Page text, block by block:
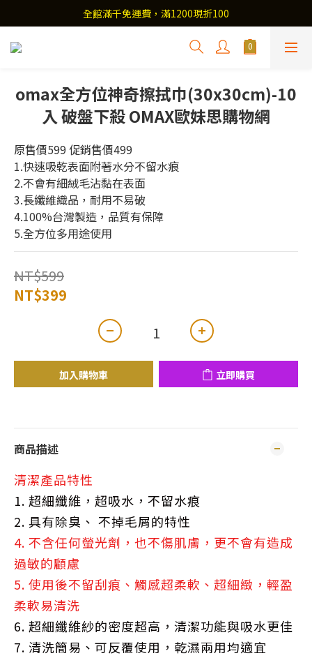
全館滿千免運費，滿1200現折100
omax全方位神奇擦拭巾(30x30cm)-10
入 破盤下殺 OMAX歐妹思購物網
原售價599 促銷售價499
1.快速吸乾表面附著水分不留水痕
2.不會有細絨毛沾黏在表面
3.長纖維織品，耐用不易破
4.100%台灣製造，品質有保障
5.全方位多用途使用
NT$599
NT$399
加入購物車 立即購買
商品描述
清潔產品特性
1. 超細纖維，超吸水，不留水痕
2. 具有除臭、 不掉毛屑的特性
4. 不含任何螢光劑，也不傷肌膚，更不會有造成
過敏的顧慮
5. 使用後不留刮痕、觸感超柔軟、超細緻，輕盈
柔軟易清洗
6. 超細纖維紗的密度超高，清潔功能與吸水更佳
7. 清洗簡易、可反覆使用，乾濕兩用均適宜